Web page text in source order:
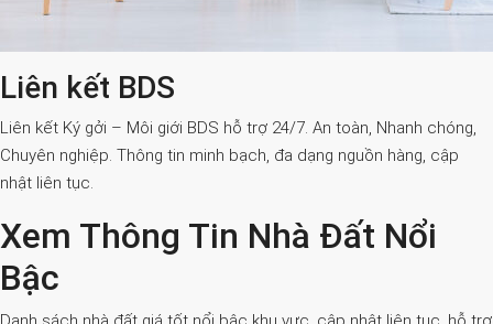
Liên kết BDS
Liên kết Ký gởi – Môi giới BDS hỗ trợ 24/7. An toàn, Nhanh chóng,
Chuyên nghiệp. Thông tin minh bạch, đa dạng nguồn hàng, cập
nhật liên tục.
Xem Thông Tin Nhà Đất Nổi
Bậc